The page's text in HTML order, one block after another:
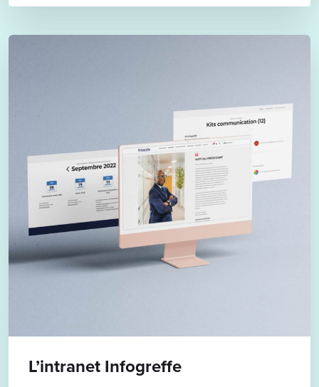
L’intranet Infogreffe